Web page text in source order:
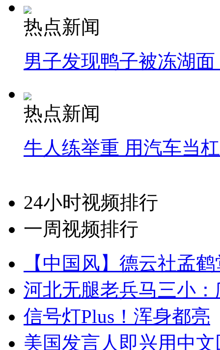
热点新闻
男子发现鸭子被冻湖
热点新闻
牛人练举重 用汽车当
24小时视频排行
一周视频排行
【中国风】德云社孟
河北无腿老兵马三小
信号灯Plus！浑身都亮
美国发言人即兴用中